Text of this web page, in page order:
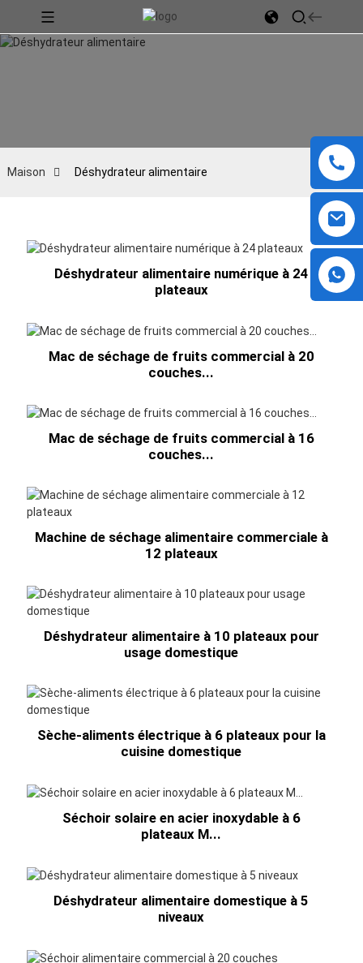
Maison Déshydrateur alimentaire
Déshydrateur alimentaire numérique à 24
plateaux
Mac de séchage de fruits commercial à 20
couches...
Mac de séchage de fruits commercial à 16
couches...
Machine de séchage alimentaire commerciale à
12 plateaux
Déshydrateur alimentaire à 10 plateaux pour
usage domestique
Sèche-aliments électrique à 6 plateaux pour la
cuisine domestique
Séchoir solaire en acier inoxydable à 6
plateaux M...
Déshydrateur alimentaire domestique à 5
niveaux